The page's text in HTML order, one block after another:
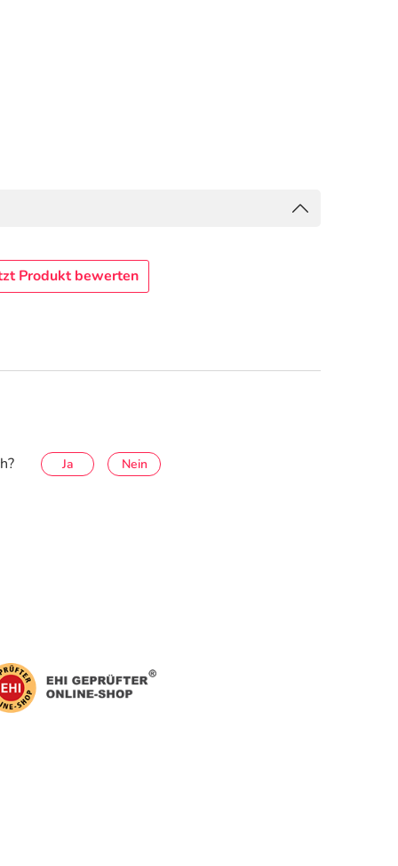
Produkt bewerten
Ja Nein